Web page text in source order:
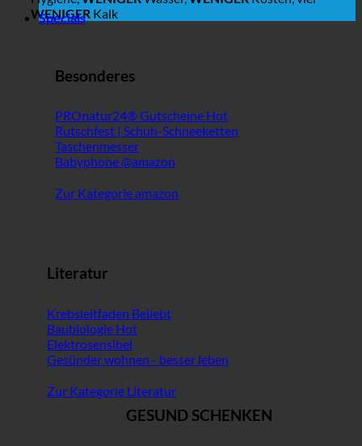
WENIGER Kalk
Specials
Besonderes
PROnatur24® Gutscheine
Rutschfest | Schuh-Schneeketten
Taschenmesser
Babyphone @amazon
Zur Kategorie amazon
Literatur
Krebsleitfaden
Baubiologie
Elektrosensibel
Gesünder wohnen - besser leben
Zur Kategorie Literatur
GESUND SCHENKEN